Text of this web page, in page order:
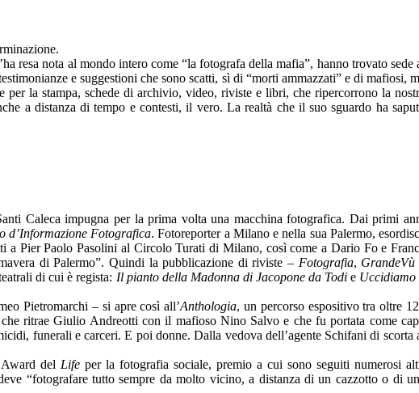
resa nota al mondo intero come “la fotografa della mafia”, hanno trovato sede
e suggestioni che sono scatti, sì di “morti ammazzati” e di mafiosi,
la stampa, schede di archivio, video, riviste e libri, che ripercorrono la
a distanza di tempo e contesti, il vero. La realtà che il suo sguardo ha
Caleca impugna per la prima volta una macchina fotografica. Dai primi
d’Informazione Fotografica. Fotoreporter a Milano e nella sua Palermo,
Pier Paolo Pasolini al Circolo Turati di Milano, così come a Dario Fo e
di Palermo”. Quindi la pubblicazione di riviste – Fotografia, GrandeVù
di cui è regista: Il pianto della Madonna di Jacopone da Todie Uccidiamo
Pietromarchi – si apre così all’Anthologia, un percorso espositivo tra oltre
ritrae Giulio Andreotti con il mafioso Nino Salvo e che fu portata come
funerali e carceri. E poi donne. Dalla vedova dell’agente Schifani di scorta
del Life per la fotografia sociale, premio a cui sono seguiti numerosi
“fotografare tutto sempre da molto vicino, a distanza di un cazzotto o di